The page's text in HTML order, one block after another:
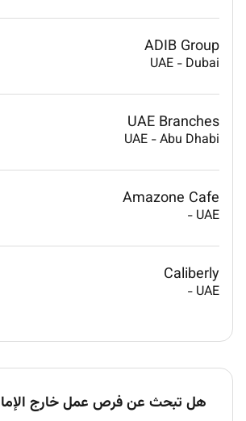
ADIB Group
UAE - Dubai
UAE Branches
UAE -Abu Dhabi
Amazone Cafe
UAE
-
Caliberly
UAE
-
هل تبحث عن فرص عمل خارج